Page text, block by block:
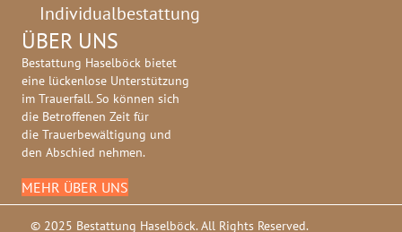
Individualbestattung
ÜBER UNS
Bestattung Haselböck bietet
eine lückenlose Unterstützung
im Trauerfall. So können sich
die Betroffenen Zeit für
die Trauerbewältigung und
den Abschied nehmen.
MEHR ÜBER UNS
© 2025 Bestattung Haselböck. All Rights Reserved.